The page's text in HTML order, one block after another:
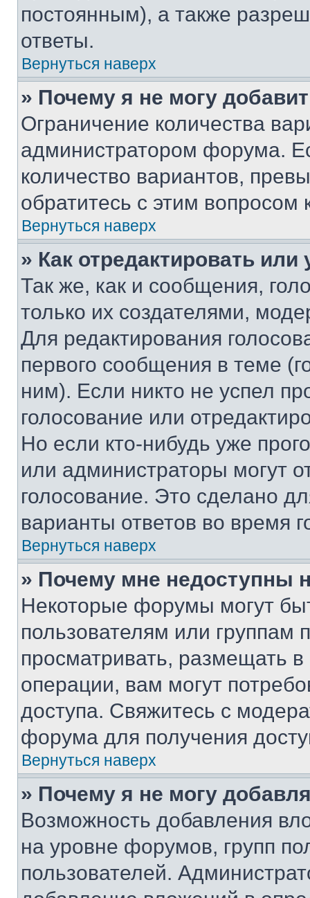
постоянным), а также
ответы.
Вернуться наверх
» Почему я не могу
Ограничение количества
администратором форума.
количество вариантов,
обратитесь с этим вопросом
Вернуться наверх
» Как отредактировать
Так же, как и сообщения,
только их создателями,
Для редактирования
первого сообщения в теме
ним). Если никто не успел
голосование или
Но если кто-нибудь уже
или администраторы могут
голосование. Это сделано
варианты ответов во время
Вернуться наверх
» Почему мне недоступны
Некоторые форумы могут
пользователям или группам
просматривать, размещать
операции, вам могут
доступа. Свяжитесь с
форума для получения
Вернуться наверх
» Почему я не могу
Возможность добавления
на уровне форумов, групп
пользователей.